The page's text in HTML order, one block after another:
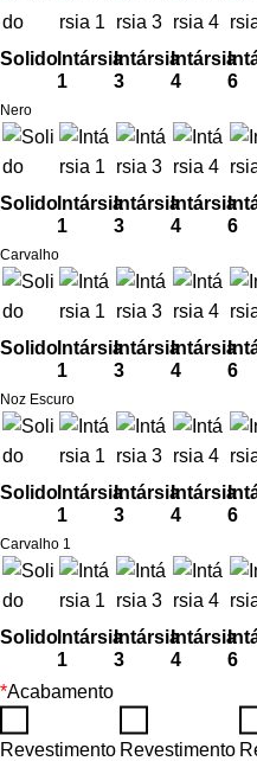
SolidoIntársia
1
Intársia
3
Intársia
4
6
Nero
SolidoIntársia
1
Intársia
3
Intársia
4
6
Carvalho
SolidoIntársia
1
Intársia
3
Intársia
4
6
Noz Escuro
SolidoIntársia
1
Intársia
3
Intársia
4
6
Carvalho 1
SolidoIntársia
1
Intársia
3
Intársia
4
6
*Acabamento
Revestimento Revestimento